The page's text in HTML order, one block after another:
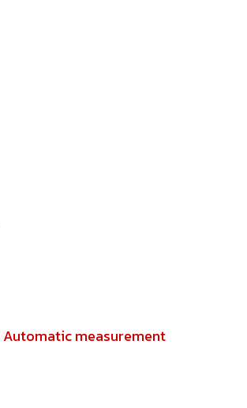
Automatic measurement